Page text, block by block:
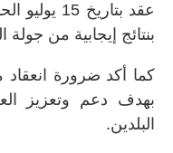
عقد
بنتائج إيجابية من جولة
كما أكد ضرورة
بهدف دعم وتعزيز
البلدين.